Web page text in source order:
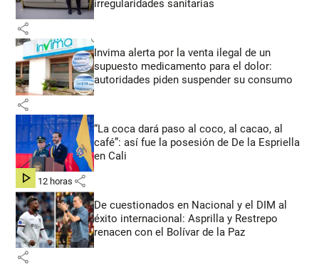
irregularidades sanitarias
share
Invima alerta por la venta ilegal de un
supuesto medicamento para el dolor:
autoridades piden suspender su consumo
share
“La coca dará paso al coco, al cacao, al
café”: así fue la posesión de De la Espriella
en Cali
hace 12 horas share
De cuestionados en Nacional y el DIM al
éxito internacional: Asprilla y Restrepo
renacen con el Bolívar de la Paz
share